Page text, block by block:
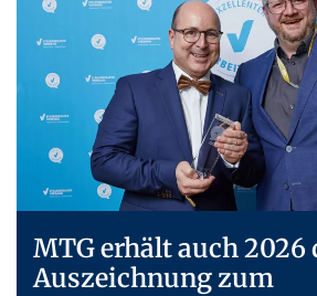
MTG erhält auch 2026
Auszeichnung zum